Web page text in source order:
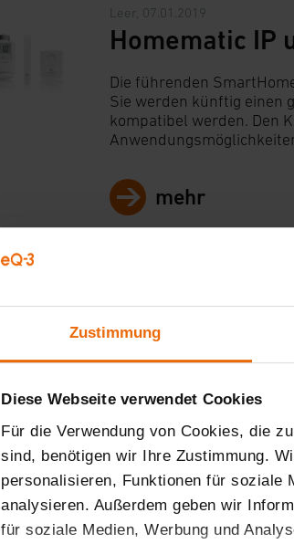
Zustimmung
Diese Webseite verwendet Cookies
Für die Verwendung von Cookies, die
sind, benötigen wir Ihre Zustimmung.
personalisieren, Funktionen für soziale
analysieren. Außerdem geben wir
für soziale Medien, Werbung und
Leer, 07.01.2019
Homematic IP
Die führenden
Sie werden künftig einen
kompatibel werden. Den
mehr
IFA 2018 -
Willkommen im
Hier stellen wir Ihnen
Bilder sowie die
mehr